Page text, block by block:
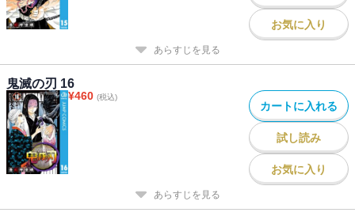
お気に入り
あらすじを見る
鬼滅の刃 16
¥460 (税込)
カートに入れる
試し読み
お気に入り
あらすじを見る